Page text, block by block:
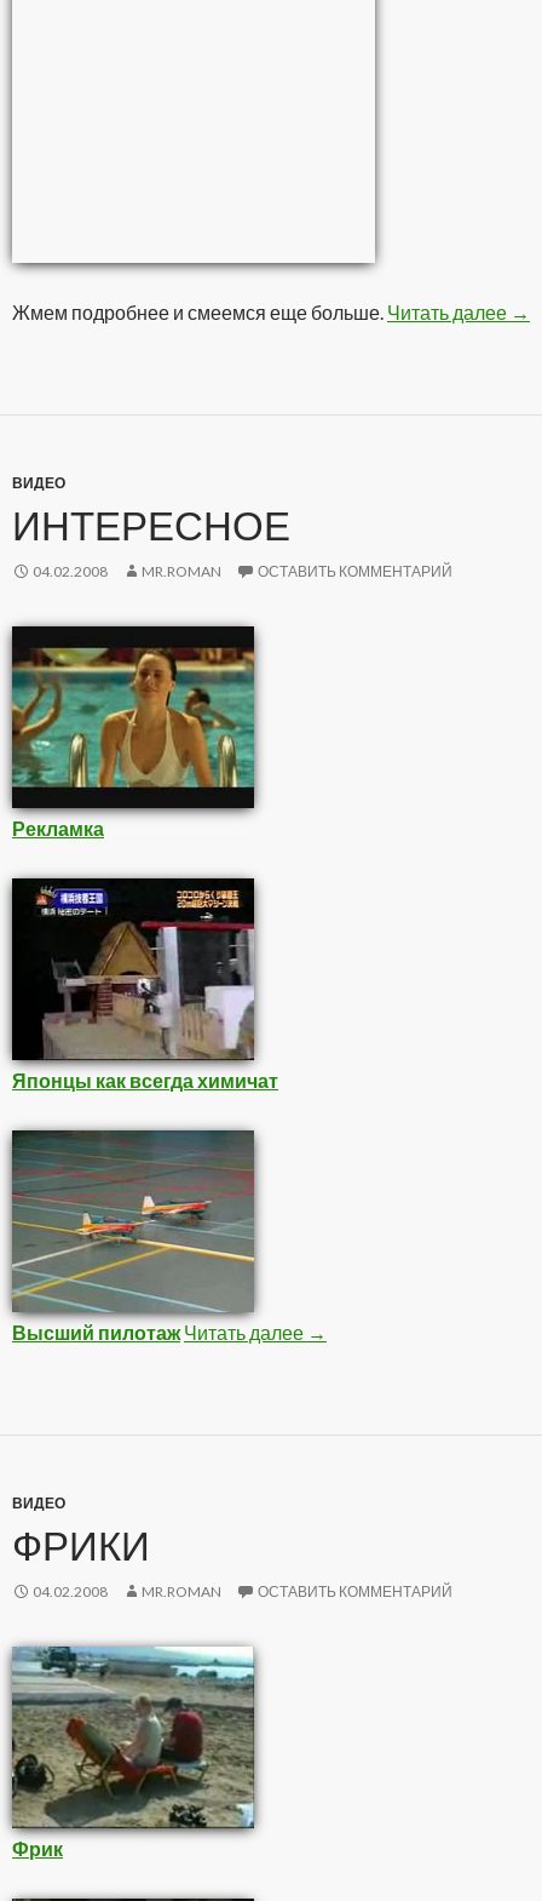
Жмем подробнее и смеемся еще больше. Читать далее →
ВИДЕО
ИНТЕРЕСНОЕ
04.02.2008 MR.ROMAN ОСТАВИТЬ КОММЕНТАРИЙ
Рекламка
Японцы как всегда химичат
Высший пилотаж Читать далее Интересное
→
ВИДЕО
ФРИКИ
04.02.2008 MR.ROMAN ОСТАВИТЬ КОММЕНТАРИЙ
Фрик